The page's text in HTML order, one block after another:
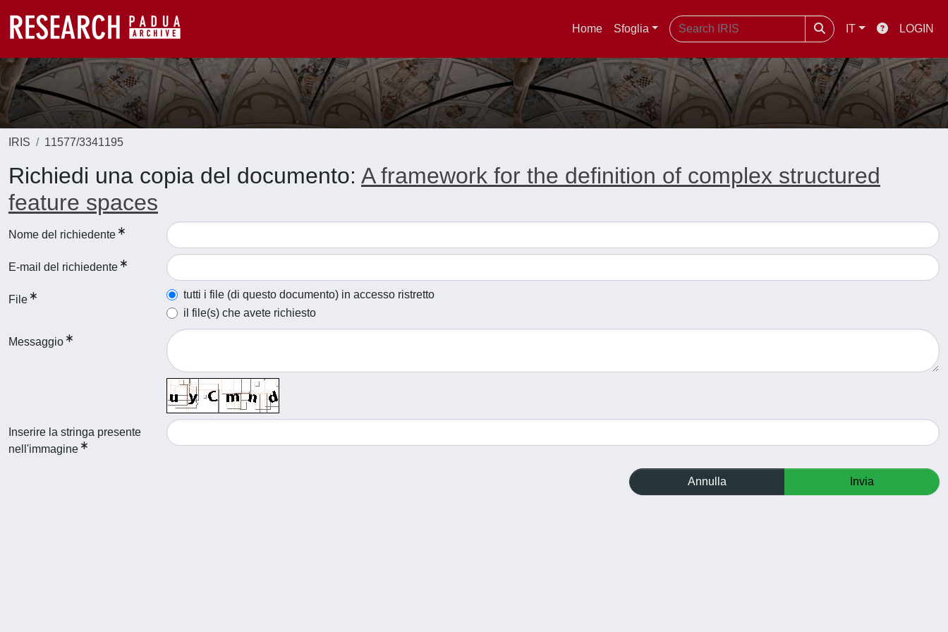
Home Sfoglia IT LOGIN
IRIS 11577/3341195
Richiedi una copia del documento: A framework for the definition of complex structured
feature spaces
Nome del richiedente
E-mail del richiedente
File
tutti i file (di questo documento) in accesso ristretto
il file(s) che avete richiesto
Messaggio
Inserire la stringa presente
nell'immagine
Annulla Invia